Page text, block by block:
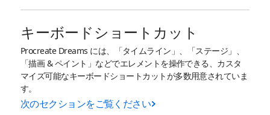
キーボードショートカット
Procreate Dreams には、「タイムライン」、「ステージ」、
「描画 & ペイント」などでエレメントを操作できる、カスタ
マイズ可能なキーボードショートカットが多数用意されていま
す。
次のセクションをご覧ください